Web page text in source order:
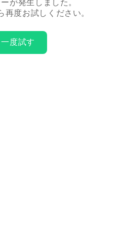
が発生しました。
再度お試しください。
一度試す